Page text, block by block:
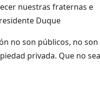
nuestras fraternas e
Duque
no son públicos, no son
privada. Que no sea